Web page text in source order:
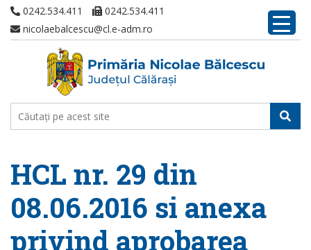
0242.534.411
0242.534.411
nicolaebalcescu@cl.e-adm.ro
HCL nr. 29 din
08.06.2016 si anexa
privind aprobarea